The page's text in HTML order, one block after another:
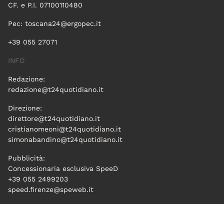
CF. e P.I. 07100110480
Pec: toscana24@ergopec.it
+39 055 27071
INFO
Redazione:
redazione@t24quotidiano.it
Direzione:
direttore@t24quotidiano.it
cristianomeoni@t24quotidiano.it
simonabandino@t24quotidiano.it
Pubblicità:
Concessionaria esclusiva SpeeD
+39 055 2499203
speed.firenze@speweb.it